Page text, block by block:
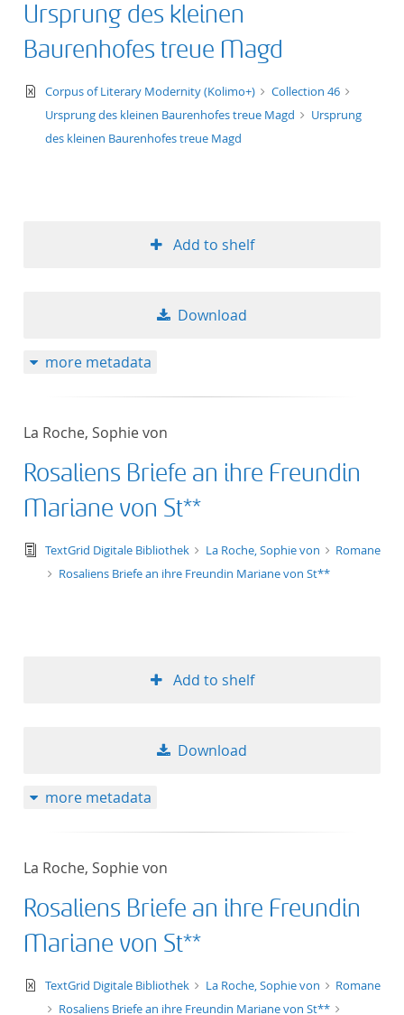
Ursprung des kleinen
Baurenhofes treue Magd
text/xml
Corpus of Literary Modernity (Kolimo+)
Collection 46
Ursprung des kleinen Baurenhofes treue Magd
Ursprung
des kleinen Baurenhofes treue Magd
Add to shelf
Download
more metadata
La Roche, Sophie von
Rosaliens Briefe an ihre Freundin
Mariane von St**
text/tg.edition+tg.aggregation+xml
TextGrid Digitale Bibliothek La Roche, Sophie von
Romane
Rosaliens Briefe an ihre Freundin Mariane von St**
Add to shelf
Download
more metadata
La Roche, Sophie von
Rosaliens Briefe an ihre Freundin
Mariane von St**
text/xml
TextGrid Digitale Bibliothek La Roche, Sophie von
Romane
Rosaliens Briefe an ihre Freundin Mariane von St**